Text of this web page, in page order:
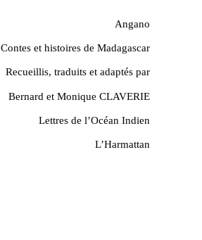
Angano
Contes et histoires de Madagascar
Recueillis, traduits et adaptés par
Bernard et Monique CLAVERIE
Lettres de l’Océan Indien
L’Harmattan